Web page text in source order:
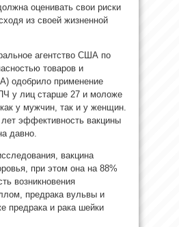
оценивать свои риски
из своей жизненной
агентство США по
товаров и
одобрило применение
у лиц старше 27 и моложе
у мужчин, так и у женщин.
эффективность вакцины
давно.
вакцина
при этом она на 88%
возникновения
предрака вульвы и
предрака и рака шейки